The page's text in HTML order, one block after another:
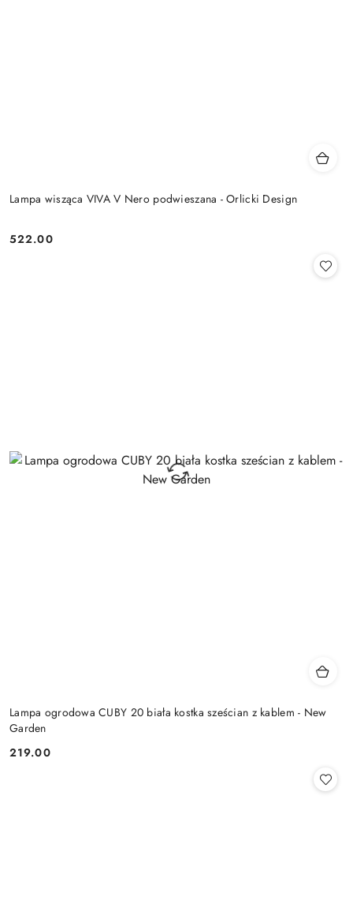
Lampa wisząca VIVA V Nero podwieszana - Orlicki Design
Cena:
522.00
Lampa ogrodowa CUBY 20 biała kostka sześcian z kablem - New
Garden
Cena:
219.00